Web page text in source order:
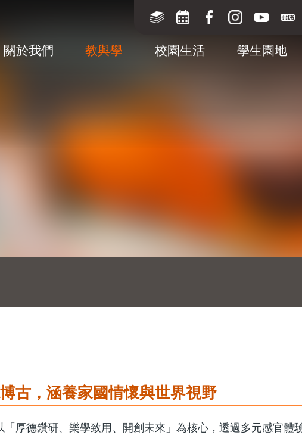
關於我們 教與學 校園生活 學生園地
古，涵養家國情懷與世界視野
厚德鑽研、樂學致用、開創未來」為核心，透過多元感官體